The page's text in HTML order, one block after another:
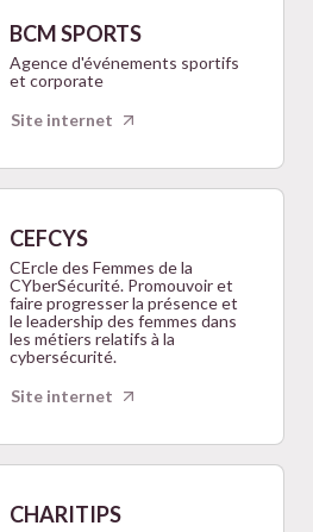
BCM SPORTS
Agence d'événements sportifs
et corporate
Site internet
CEFCYS
CErcle des Femmes de la
CYberSécurité. Promouvoir et
faire progresser la présence et
le leadership des femmes dans
les métiers relatifs à la
cybersécurité.
Site internet
CHARITIPS